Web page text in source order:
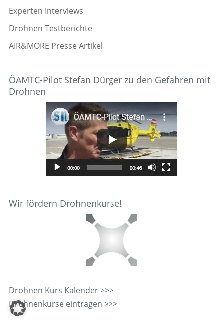
Experten Interviews
Drohnen Testberichte
AIR&MORE Presse Artikel
ÖAMTC-Pilot Stefan Dürger zu den Gefahren mit
Drohnen
Wir fördern Drohnenkurse!
Drohnen Kurs Kalender >>>
Drohnenkurse eintragen >>>